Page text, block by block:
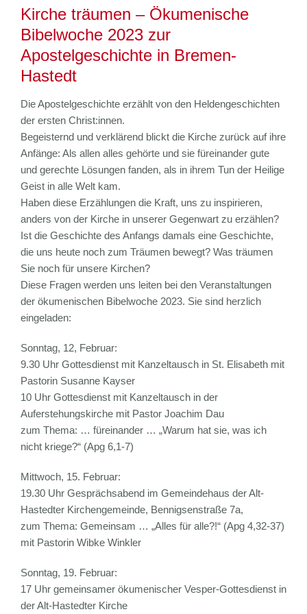
Kirche träumen – Ökumenische
Bibelwoche 2023 zur
Apostelgeschichte in Bremen-
Hastedt
Die Apostelgeschichte erzählt von den Heldengeschichten
der ersten Christ:innen.
Begeisternd und verklärend blickt die Kirche zurück auf ihre
Anfänge: Als allen alles gehörte und sie füreinander gute
und gerechte Lösungen fanden, als in ihrem Tun der Heilige
Geist in alle Welt kam.
Haben diese Erzählungen die Kraft, uns zu inspirieren,
anders von der Kirche in unserer Gegenwart zu erzählen?
Ist die Geschichte des Anfangs damals eine Geschichte,
die uns heute noch zum Träumen bewegt? Was träumen
Sie noch für unsere Kirchen?
Diese Fragen werden uns leiten bei den Veranstaltungen
der ökumenischen Bibelwoche 2023. Sie sind herzlich
eingeladen:
Sonntag, 12, Februar:
9.30 Uhr Gottesdienst mit Kanzeltausch in St. Elisabeth mit
Pastorin Susanne Kayser
10 Uhr Gottesdienst mit Kanzeltausch in der
Auferstehungskirche mit Pastor Joachim Dau
zum Thema: … füreinander … „Warum hat sie, was ich
nicht kriege?“ (Apg 6,1-7)
Mittwoch, 15. Februar:
19.30 Uhr Gesprächsabend im Gemeindehaus der Alt-
Hastedter Kirchengemeinde, Bennigsenstraße 7a,
zum Thema: Gemeinsam … „Alles für alle?!“ (Apg 4,32-37)
mit Pastorin Wibke Winkler
Sonntag, 19. Februar:
17 Uhr gemeinsamer ökumenischer Vesper-Gottesdienst in
der Alt-Hastedter Kirche